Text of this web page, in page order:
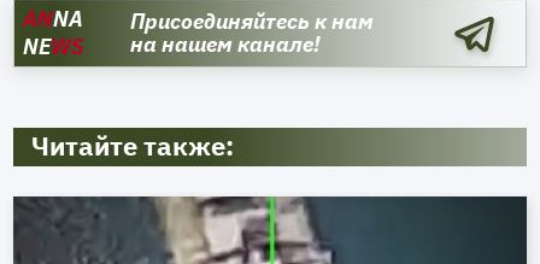
ANNA
NEWS
Присоединяйтесь к нам
на нашем канале!
Читайте также: